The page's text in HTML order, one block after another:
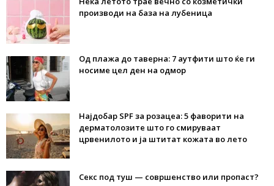
производи на база на лубеница
Од плажа до таверна: 7 аутфити што ќе ги
носиме цел ден на одмор
Најдобар SPF за розацеа: 5 фаворити на
дерматолозите што го смируваат
црвенилото и ја штитат кожата во лето
Секс под туш — совршенство или пропаст?